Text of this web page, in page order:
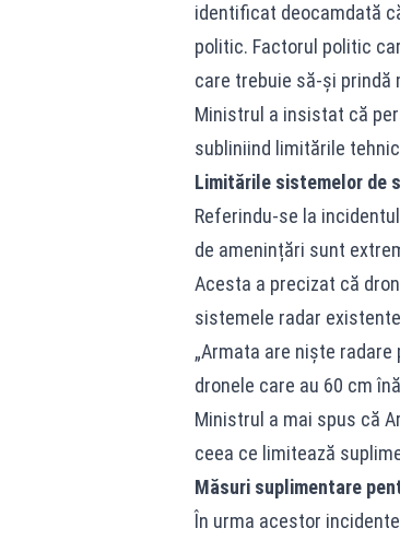
identificat deocamdată
politic. Factorul politic
care trebuie să-și prindă
Ministrul a insistat că
subliniind limitările
Limitările sistemelor de
Referindu-se la
de amenințări sunt
Acesta a precizat că
sistemele radar
„Armata are niște
dronele care au 60 cm
Ministrul a mai spus că
ceea ce limitează
Măsuri suplimentare
În urma acestor